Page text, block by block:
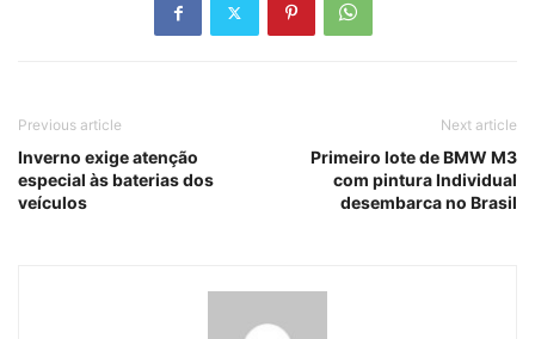
Previous article
Inverno exige atenção
especial às baterias dos
veículos
Next article
Primeiro lote de BMW M3
com pintura Individual
desembarca no Brasil